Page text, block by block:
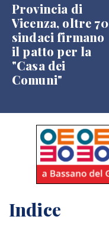
Provincia di
Vicenza, oltre 70
sindaci firmano
il patto per la
"Casa dei
Comuni"
Indice